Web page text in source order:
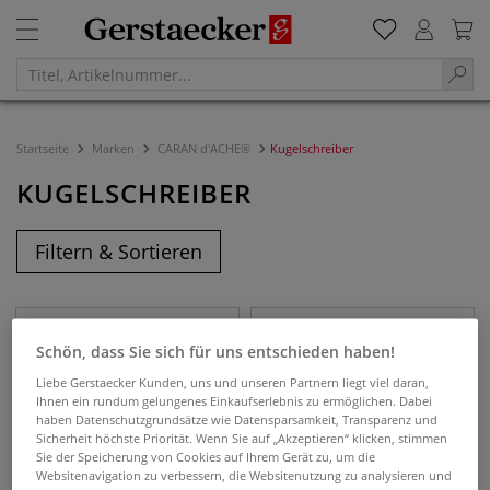
Startseite Marken CARAN d'ACHE® Kugelschreiber
KUGELSCHREIBER
Filtern & Sortieren
Schön, dass Sie sich für uns entschieden haben!
Liebe Gerstaecker Kunden, uns und unseren Partnern liegt viel daran,
Ihnen ein rundum gelungenes Einkaufserlebnis zu ermöglichen. Dabei
haben Datenschutzgrundsätze wie Datensparsamkeit, Transparenz und
Sicherheit höchste Priorität. Wenn Sie auf „Akzeptieren“ klicken, stimmen
Sie der Speicherung von Cookies auf Ihrem Gerät zu, um die
Websitenavigation zu verbessern, die Websitenutzung zu analysieren und